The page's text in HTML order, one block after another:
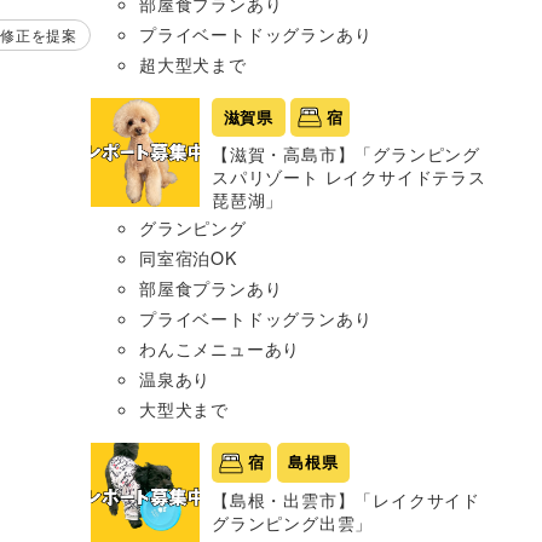
正を提案
プライベートドッグランあり
超大型犬まで
滋賀県 宿
【滋賀・高島市】「グランピング
スパリゾート レイクサイドテラス
琵琶湖」
グランピング
同室宿泊OK
部屋食プランあり
プライベートドッグランあり
わんこメニューあり
温泉あり
大型犬まで
宿 島根県
【島根・出雲市】「レイクサイド
グランピング出雲」